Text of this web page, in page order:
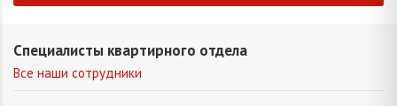
Специалисты квартирного отдела
Все наши сотрудники